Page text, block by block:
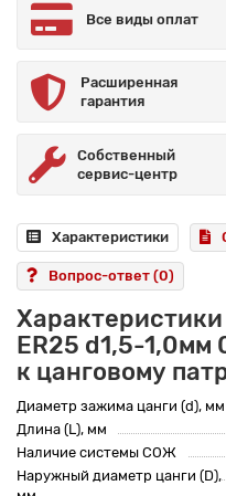
Все виды оплат
Расширенная
гарантия
Собственный
сервис-центр
Характеристики
Вопрос-ответ (0)
ER25 d1,5-1,0мм
к цанговому
Диаметр зажима цанги (d), мм
Длина (L), мм
Наличие системы СОЖ
Наружный диаметр цанги (D),